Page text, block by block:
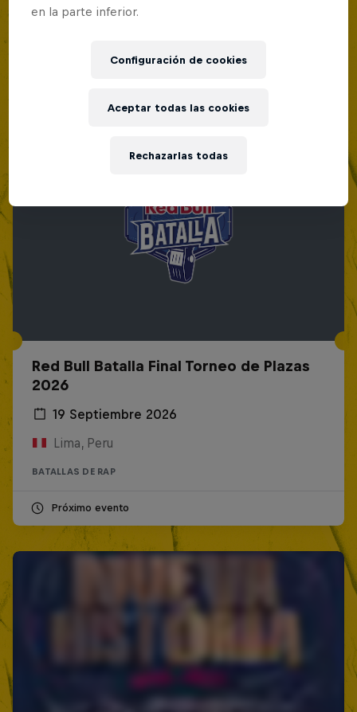
Red Bull Batalla Final Torneo de Plazas
2026
19 Septiembre 2026
Lima, Peru
BATALLAS DE RAP
Próximo evento
en la parte inferior.
Configuración de cookies
Rechazarlas todas
Aceptar todas las cookies